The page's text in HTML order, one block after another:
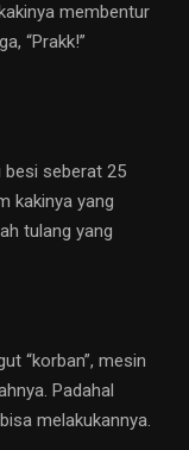
membentur
“Prakk!”
besi seberat 25
kakinya yang
tulang yang
“korban”, mesin
Padahal
melakukannya.